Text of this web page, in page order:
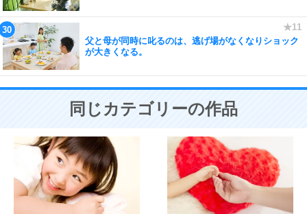
父と母が同時に叱るのは、逃げ場がなくなりショック
が大きくなる。
同じカテゴリーの作品